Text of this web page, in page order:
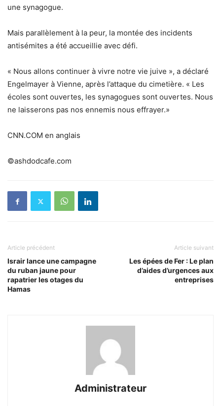
une synagogue.
Mais parallèlement à la peur, la montée des incidents
antisémites a été accueillie avec défi.
« Nous allons continuer à vivre notre vie juive », a déclaré
Engelmayer à Vienne, après l’attaque du cimetière. « Les
écoles sont ouvertes, les synagogues sont ouvertes. Nous
ne laisserons pas nos ennemis nous effrayer.»
CNN.COM en anglais
©ashdodcafe.com
Article précédent
Israir lance une campagne
du ruban jaune pour
rapatrier les otages du
Hamas
Article suivant
Les épées de Fer : Le plan
d’aides d’urgences aux
entreprises
Administrateur